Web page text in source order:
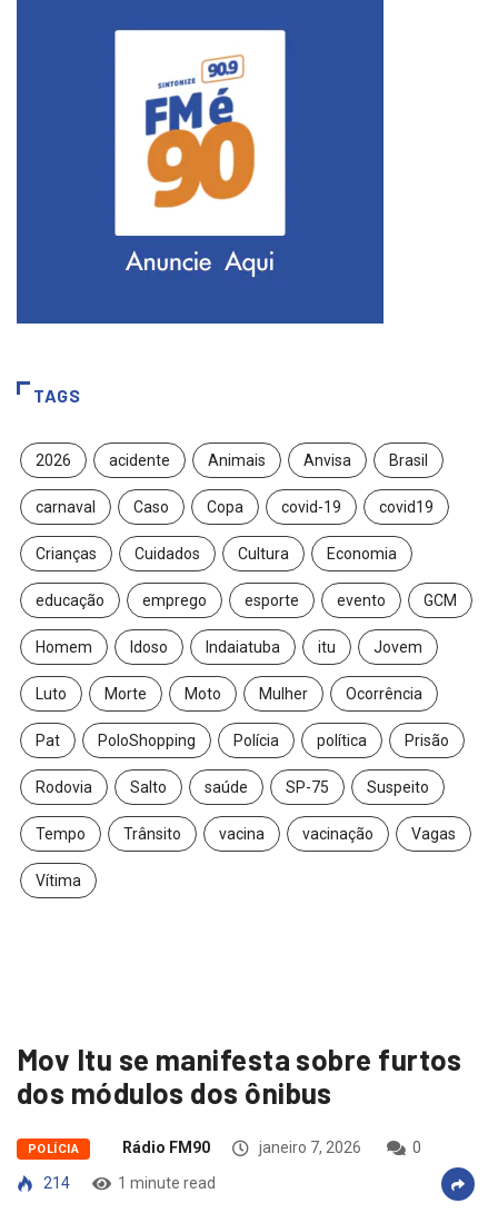
TAGS
2026 acidente Animais Anvisa Brasil
carnaval Caso Copa covid-19 covid19
Crianças Cuidados Cultura Economia
educação emprego esporte evento GCM
Homem Idoso Indaiatuba itu Jovem
Luto Morte Moto Mulher Ocorrência
Pat PoloShopping Polícia política Prisão
Rodovia Salto saúde SP-75 Suspeito
Tempo Trânsito vacina vacinação Vagas
Vítima
Mov Itu se manifesta sobre furtos
dos módulos dos ônibus
POLÍCIA Rádio FM90 janeiro 7, 2026
0
214
1 minute read